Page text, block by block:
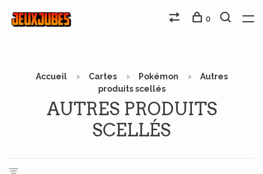
0
Accueil Cartes Pokémon
Autres
produits scellés
AUTRES PRODUITS
SCELLÉS